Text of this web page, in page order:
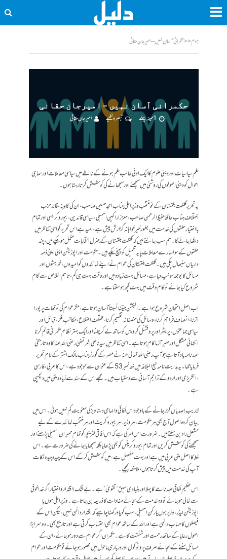
ہوم<<حکمرانی آسان نہیں – امیرجان حقانی
حکمرانی آسان نہیں – امیرجان حقانی
1 مہینہ پہلے
تبصرہ لکھیے امیر جان حقانی
علم سیاسیات اور دینی علوم کا ایک ادنیٰ طالب علم ہونے کے ناطے میں سیاسی معاملات اور سماجی
احوال کو دینی اصولوں کی روشنی میں سمجھنے اور سمجھانے کی کوشش کرتا رہتا ہوں۔
یہ تحریر گلگت بلتستان کے نومنتخب وزیر اعلیٰ جناب امجد حسین صاحب، ان کی کابینہ، قائد حزب
اختلاف جناب حافظ حفیظ الرحمن صاحب، معزز اراکین اسمبلی، سیاسی قائدین، بیوروکریسی اور تمام
بااختیار حلقوں کی خدمت میں بطور خیرخواہانہ گزارش پیش ہے، امید ہے اس تحریر کو اسی تناظر میں
دیکھا جائے گا۔ہم سب جانتے ہیں کہ گلگت بلتستان کے جنرل انتخابات مکمل ہو چکے ہیں،چند
حلقوں کے سوا سارے معاملات پایہ تکمیل کو پہنچ چکے ہیں۔ حکومت اور اپوزیشن اپنی اپنی ذمہ
داریاں سنبھال چکی ہیں۔ گلگت بلتستان کی عوام نے اپنے نمائندوں کو امیدوں، خواہشوں اور
مسائل کا بوجھ سونپ دیا ہے، مسائل بہت زیادہ ہیں اور وقت بہت ہی کم، تاہم اخلاص سے کام
شروع کیا جائے تو کام وقت میں بہت کچھ ہوسکتا ہے۔
اب اصل امتحان شروع ہوا ہے۔ الیکشن جیتنا نسبتاً آسان ہوتا ہے، مگر عوام کی توقعات پر پورا
اترنا، انصاف فراہم کرنا، وسائل کی منصفانہ تقسیم کرنا، مختلف اضلاع، مکاتبِ فکر، قبائل اور
سیاسی جماعتوں، پریشر اور پروفشنل گروپس کو ساتھ لے کر چلنا اور ایک بہتر نظامِ حکمرانی قائم کرنا
انتہائی مشکل اور صبر آزما کام ہوتا ہے۔اسی تناظر میں سیدنا علی المرتضیٰ رضی اللہ عنہ کا وہ تاریخی
عہد نامہ یاد آتا ہے جو آپ رضی اللہ تعالیٰ عنہ نے مصر کے گورنر جناب مالک اشتر کے نام تحریر
فرمایا تھا۔ یہ ہدایت نامہ نہج البلاغہ میں خط نمبر 53 کے عنوان سے موجود ہے، اس کا عربی، فارسی
،انگریزی اور اردو کے تراجم آسانی سے دستیاب ہیں۔مجھے اس کے سند سے زیادہ متن میں دلچسپی
ہے۔
لاریب! صدیاں گزر جانے کے باوجود اس أفاقی و الہامی دستاویز کی معنویت کم نہیں ہوئی۔ اس میں
بیان کردہ اصول آج بھی ہر حکومت، ہر وزیر، ہر بیوروکریٹ اور ہر منتخب نمائندے کے لیے
مشعلِ راہ بن سکتے ہیں۔ ضرورت اس امر کی ہے کہ اس أفاقی لٹریچر کو تمام ممبران اسمبلی پڑھنے اور
سمجھنے کی کوشش کریں اور تمام بیوروکریٹس کو بھی پڑھایا بلکہ سمجھایا جانے کی ضرورت ہے۔ اس
خط کا اصل متن عربی میں ہے اور بہت مفصل ہے، میں کوشش کرکے اس کے چیدہ چیدہ نکات
آپ کی خدمت میں پیش کرتا ہوں، ملاحظہ کیجیے۔
اس عظیم أفاقی عہد نامے کا پہلا اور بنیادی سبق “تقویٰ” ہے۔ بے شک! اقتدار و اختیار اگر خدا خوفی
سے خالی ہو جائے تو وہ خدمت کے بجائے مفادات کا ذریعہ بن جاتا ہے۔ وزیر اعلیٰ ہوں یا
اپوزیشن لیڈر، وزیر ہوں یا رکن اسمبلی، سب کو یاد رکھنا چاہیے کہ اقتدار دائمی نہیں، لیکن اس کے
فیصلوں کا حساب دائمی ہے اور اللہ کے ساتھ عوام بھی احتساب کرتی ہے اور تاریخ بھی۔دوسرا بڑا
اصول رعایا کے ساتھ رحمت اور شفقت کا ہے۔ حکمران اگر عوام سے دور ہو جائے، ان کے
مسائل سننے کے بجائے صرف پروٹوکول اور درباری ماحول میں محصور ہو جائے تو حکومت اور عوام